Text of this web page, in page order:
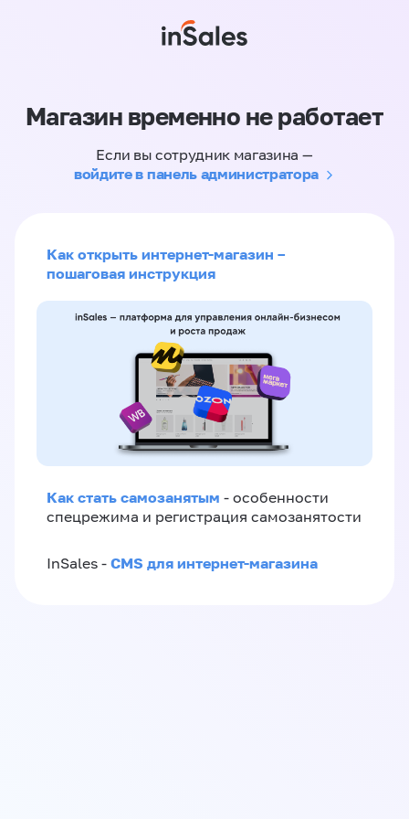
Магазин временно не работает
Если вы сотрудник магазина —
войдите в панель администратора
Как открыть интернет-магазин –
пошаговая инструкция
Как стать самозанятым - особенности
спецрежима и регистрация самозанятости
InSales - CMS для интернет-магазина